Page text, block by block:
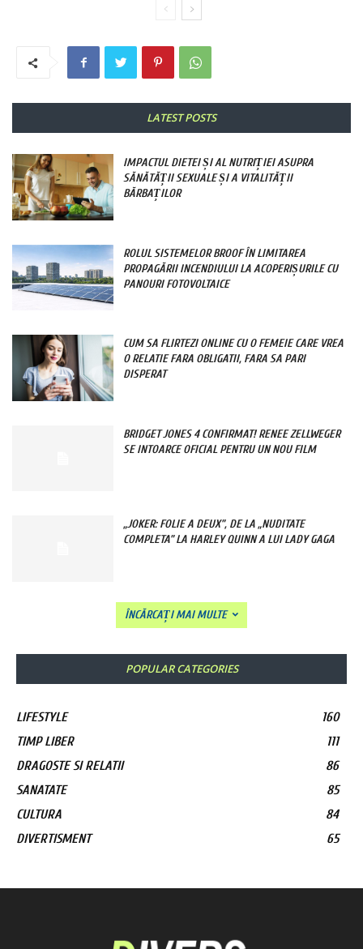
LATEST POSTS
IMPACTUL DIETEI ȘI AL NUTRIȚIEI ASUPRA
SĂNĂTĂȚII SEXUALE ȘI A VITALITĂȚII
BĂRBAȚILOR
ROLUL SISTEMELOR BROOF ÎN LIMITAREA
PROPAGĂRII INCENDIULUI LA ACOPERIȘURILE CU
PANOURI FOTOVOLTAICE
CUM SA FLIRTEZI ONLINE CU O FEMEIE CARE VREA
O RELATIE FARA OBLIGATII, FARA SA PARI
DISPERAT
BRIDGET JONES 4 CONFIRMAT! RENEE ZELLWEGER
SE INTOARCE OFICIAL PENTRU UN NOU FILM
„JOKER: FOLIE A DEUX”, DE LA „NUDITATE
COMPLETA” LA HARLEY QUINN A LUI LADY GAGA
ÎNCĂRCAȚI MAI MULTE
POPULAR CATEGORIES
LIFESTYLE
160
TIMP LIBER
111
DRAGOSTE SI RELATII
86
SANATATE
85
CULTURA
84
DIVERTISMENT
65